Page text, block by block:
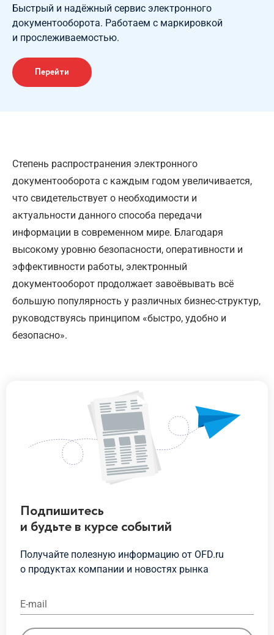
Быстрый и надёжный сервис электронного
документооборота. Работаем с маркировкой
и прослеживаемостью.
Перейти
Степень распространения электронного
документооборота с каждым годом увеличивается,
что свидетельствует о необходимости и
актуальности данного способа передачи
информации в современном мире. Благодаря
высокому уровню безопасности, оперативности и
эффективности работы, электронный
документооборот продолжает завоёвывать всё
большую популярность у различных бизнес-структур,
руководствуясь принципом «быстро, удобно и
безопасно».
Подпишитесь
и будьтев курсесобытий
Получайте полезную информацию от OFD.ru
о продуктах компании и новостях рынка
E-mail